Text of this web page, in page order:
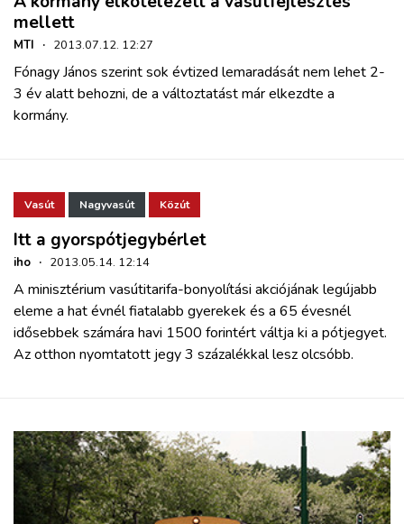
mellett
MTI · 2013.07.12. 12:27
Fónagy János szerint sok évtized lemaradását nem lehet 2-
3 év alatt behozni, de a változtatást már elkezdte a
kormány.
Vasút Nagyvasút Közút
Itt a gyorspótjegybérlet
iho · 2013.05.14. 12:14
A minisztérium vasútitarifa-bonyolítási akciójának legújabb
eleme a hat évnél fiatalabb gyerekek és a 65 évesnél
idősebbek számára havi 1500 forintért váltja ki a pótjegyet.
Az otthon nyomtatott jegy 3 százalékkal lesz olcsóbb.